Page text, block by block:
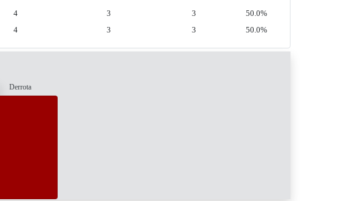
4 3 3
50.0%
4 3 3 50.0%
Derrota